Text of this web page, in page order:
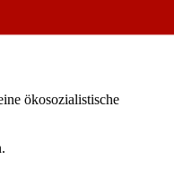
ökosozialistische